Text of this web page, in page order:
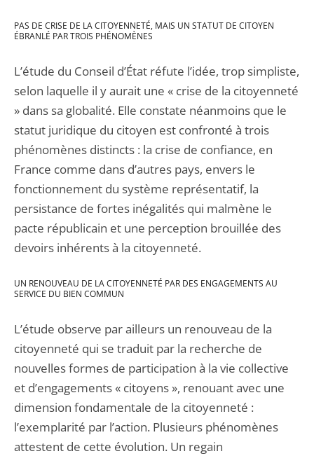
PAS DE CRISE DE LA CITOYENNETÉ, MAIS UN STATUT DE CITOYEN
ÉBRANLÉ PAR TROIS PHÉNOMÈNES
L’étude du Conseil d’État réfute l’idée, trop simpliste,
selon laquelle il y aurait une « crise de la citoyenneté
» dans sa globalité. Elle constate néanmoins que le
statut juridique du citoyen est confronté à trois
phénomènes distincts : la crise de confiance, en
France comme dans d’autres pays, envers le
fonctionnement du système représentatif, la
persistance de fortes inégalités qui malmène le
pacte républicain et une perception brouillée des
devoirs inhérents à la citoyenneté.
UN RENOUVEAU DE LA CITOYENNETÉ PAR DES ENGAGEMENTS AU
SERVICE DU BIEN COMMUN
L’étude observe par ailleurs un renouveau de la
citoyenneté qui se traduit par la recherche de
nouvelles formes de participation à la vie collective
et d’engagements « citoyens », renouant avec une
dimension fondamentale de la citoyenneté :
l’exemplarité par l’action. Plusieurs phénomènes
attestent de cette évolution. Un regain